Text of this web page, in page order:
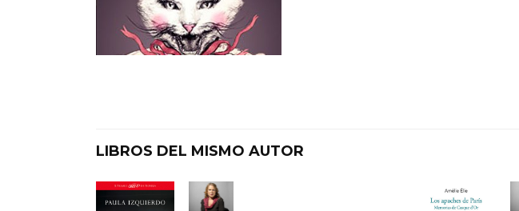
LIBROS DEL MISMO AUTOR